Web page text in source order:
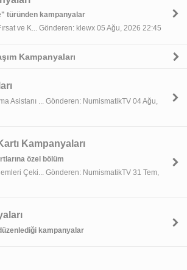
türünden kampanyalar
ve K... Gönderen: klewx 05 Ağu, 2026 22:45
Kampanyaları
Asistanı ... Gönderen: NumismatikTV 04 Ağu,
Kampanyaları
özel bölüm
Çeki... Gönderen: NumismatikTV 31 Tem,
kampanyalar